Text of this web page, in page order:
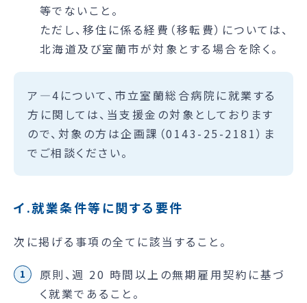
等でないこと。
ただし、移住に係る経費（移転費）については、
北海道及び室蘭市が対象とする場合を除く。
ア—4について、市立室蘭総合病院に就業する
方に関しては、当支援金の対象としております
ので、対象の方は企画課（0143-25-2181）ま
でご相談ください。
イ.就業条件等に関する要件
次に掲げる事項の全てに該当すること。
原則、週 20 時間以上の無期雇用契約に基づ
く就業であること。